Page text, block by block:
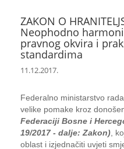
ZAKON O
Neophodno
pravnog okvira i
standardima
11.12.2017.
Federalno ministarstvo
velike pomake kroz
Federaciji Bosne i
19/2017 - dalje: Zakon) ,
oblast i izjednačiti uvjeti